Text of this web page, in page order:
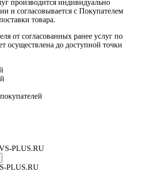
производится индивидуально
и согласовывается с Покупателем
товара.
от согласованных ранее услуг по
осуществлена до доступной точки
PLUS.RU
PLUS.RU